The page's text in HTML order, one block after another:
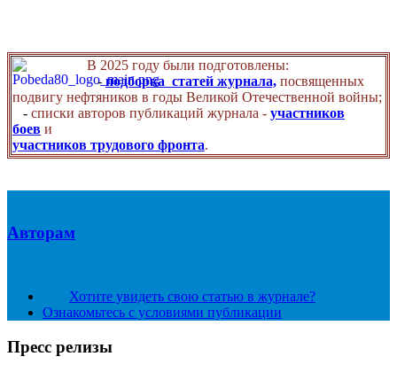
В 2025 году были подготовлены:
- подборка статей журнала, посвященных
подвигу нефтяников в годы Великой Отечественной войны;
- списки авторов публикаций журнала - участников
боев и
участников трудового фронта.
Авторам
Хотите увидеть свою статью в журнале?
Ознакомьтесь с условиями публикации
Пресс релизы